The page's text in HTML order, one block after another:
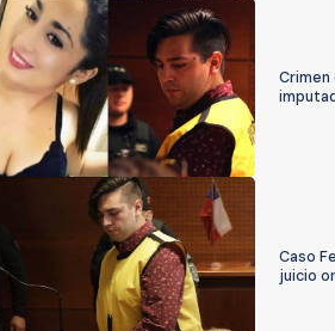
Crimen
Caso
juicio